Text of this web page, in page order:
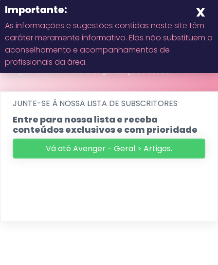
Início
Sobre
Contato
Privacidade
Organização Pessoal
Artigos relacionados a Organização Pessoal
JUNTE-SE Á NOSSA LISTA DE SUBSCRITORES
Entre para nossa lista e receba
conteúdos exclusivos e com prioridade
Vá até Avenger - Geral > Artigos.
As informações e sugestões contidas neste site têm
caráter meramente informativo. Elas não substituem o
aconselhamento e acompanhamentos de
profissionais da área.